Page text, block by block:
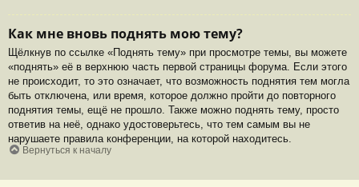
Как мне вновь поднять мою тему?
Щёлкнув по ссылке «Поднять тему» при просмотре темы, вы можете
«поднять» её в верхнюю часть первой страницы форума. Если этого
не происходит, то это означает, что возможность поднятия тем могла
быть отключена, или время, которое должно пройти до повторного
поднятия темы, ещё не прошло. Также можно поднять тему, просто
ответив на неё, однако удостоверьтесь, что тем самым вы не
нарушаете правила конференции, на которой находитесь.
Вернуться к началу